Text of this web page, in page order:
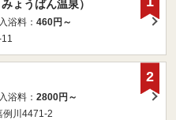
ょうばん温泉）
入浴料： 460円～
入浴料： 2800円～
例川4471-2
2